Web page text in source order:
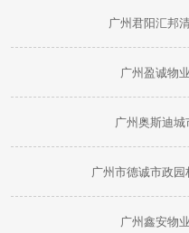
广州君阳汇邦
广州盈诚物
广州奥斯迪城
广州市德诚市政园
广州鑫安物